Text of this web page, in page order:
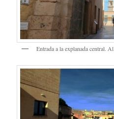
Entrada a la explanada central.